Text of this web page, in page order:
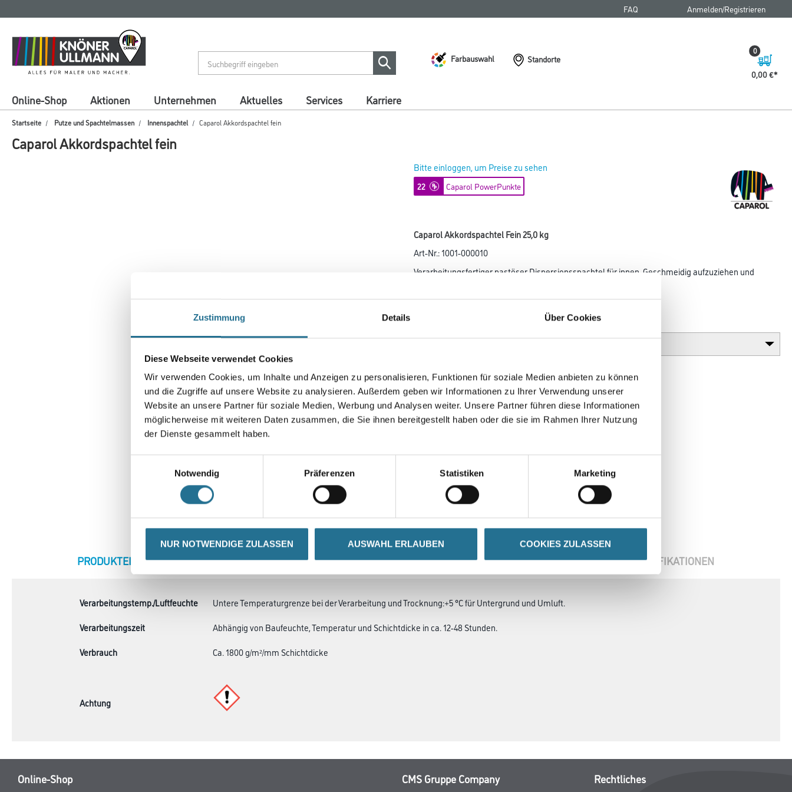
Zustimmung Details Über Cookies
Diese Webseite verwendet Cookies
Wir verwenden Cookies, um Inhalte und Anzeigen zu personalisieren, Funktionen für soziale Medien anbieten zu können
und die Zugriffe auf unsere Website zu analysieren. Außerdem geben wir Informationen zu Ihrer Verwendung unserer
Website an unsere Partner für soziale Medien, Werbung und Analysen weiter. Unsere Partner führen diese Informationen
möglicherweise mit weiteren Daten zusammen, die Sie ihnen bereitgestellt haben oder die sie im Rahmen Ihrer Nutzung
der Dienste gesammelt haben.
Notwendig
Präferenzen Statistiken Marketing
NUR NOTWENDIGE ZULASSEN AUSWAHL ERLAUBEN COOKIES ZULASSEN
springen
springen
FAQ Anmelden/Registrieren
Farbauswahl
Standorte
0,00 €
0
Online-Shop Aktionen Unternehmen Aktuelles Services Karriere
Startseite Putze und Spachtelmassen Innenspachtel Caparol Akkordspachtel fein
Caparol Akkordspachtel fein
Bitte einloggen, um Preise zu sehen
22 Caparol PowerPunkte
Caparol Akkordspachtel Fein 25,0 kg
Art-Nr.:1001-000010
Verarbeitungsfertiger pastöser Dispersionsspachtel für innen. Geschmeidig aufzuziehen und
nicht einsackend. Emissionsminimiert und lösemittelfrei
CURRENT
PRODUKTEIGENSCHAFTEN ZUSATZINFOS GEFAHRENHINWEISE DATENBLÄTTER SPEZIFIKATIONEN
Verarbeitungstemp./Luftfeuchte
Untere Temperaturgrenze bei der Verarbeitung und Trocknung:+5 °C für Untergrund und Umluft.
Verarbeitungszeit
Abhängig von Baufeuchte, Temperatur und Schichtdicke in ca. 12-48 Stunden.
Verbrauch
Ca. 1800 g/m²/mm Schichtdicke
Achtung
Online-Shop CMS Gruppe Company Rechtliches